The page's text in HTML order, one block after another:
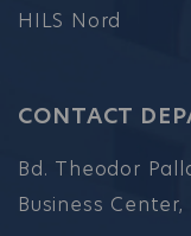
HILS Nord
CONTACT
Bd. Theodor
Business